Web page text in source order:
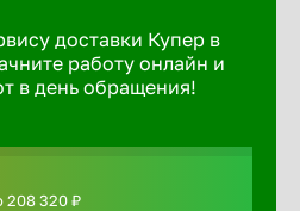
доставки Купер в
работу онлайн и
в день обращения!
208 320 ₽